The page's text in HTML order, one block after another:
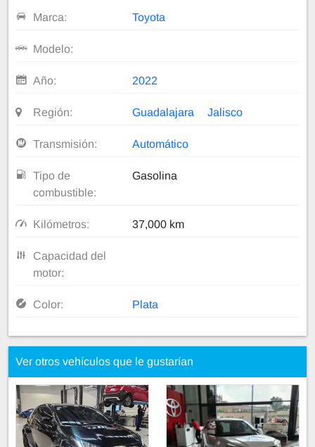
Marca: Toyota
Modelo:
Año: 2022
Región: Guadalajara Jalisco
Transmisión: Automático
Tipo de
combustible:
Gasolina
Kilómetros: 37,000 km
Capacidad del
motor:
Color: Plata
Ver otros vehículos que le gustarían